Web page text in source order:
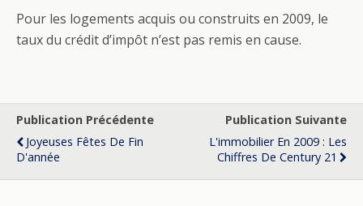
Pour les logements acquis ou construits en 2009, le
taux du crédit d’impôt n’est pas remis en cause.
Publication Précédente
Joyeuses Fêtes De Fin
D'année
Publication Suivante
L'immobilier En 2009 : Les
Chiffres De Century 21